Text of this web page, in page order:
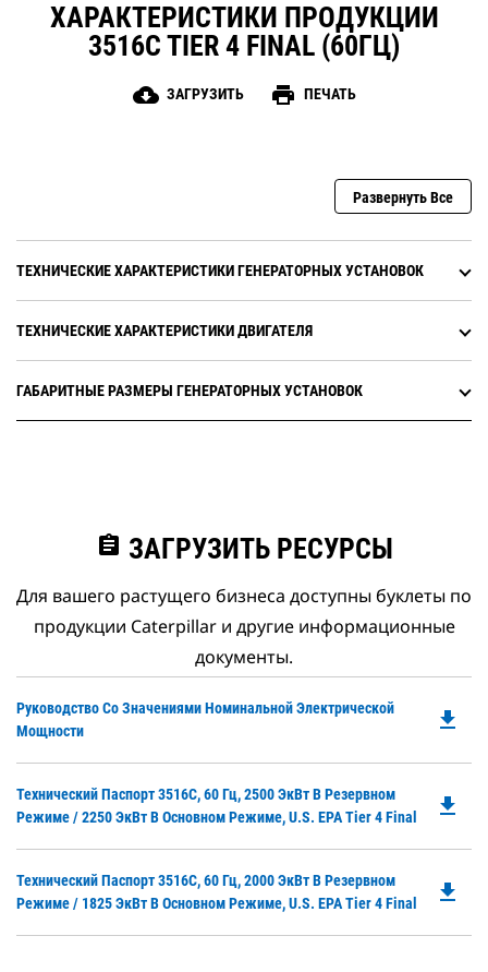
ХАРАКТЕРИСТИКИ ПРОДУКЦИИ
3516C TIER 4 FINAL (60ГЦ)
cloud_download ЗАГРУЗИТЬ print ПЕЧАТЬ
Развернуть Все
ТЕХНИЧЕСКИЕ ХАРАКТЕРИСТИКИ ГЕНЕРАТОРНЫХ УСТАНОВОК
ТЕХНИЧЕСКИЕ ХАРАКТЕРИСТИКИ ДВИГАТЕЛЯ
ГАБАРИТНЫЕ РАЗМЕРЫ ГЕНЕРАТОРНЫХ УСТАНОВОК
assignment ЗАГРУЗИТЬ РЕСУРСЫ
Для вашего растущего бизнеса доступны буклеты по
продукции Caterpillar и другие информационные
документы.
Руководство Со Значениями Номинальной Электрической
Мощности
file_download
Технический Паспорт 3516C, 60 Гц, 2500 ЭкВт В Резервном
Режиме / 2250 ЭкВт В Основном Режиме, U.S. EPA Tier 4 Final
file_download
Технический Паспорт 3516C, 60 Гц, 2000 ЭкВт В Резервном
Режиме / 1825 ЭкВт В Основном Режиме, U.S. EPA Tier 4 Final
file_download